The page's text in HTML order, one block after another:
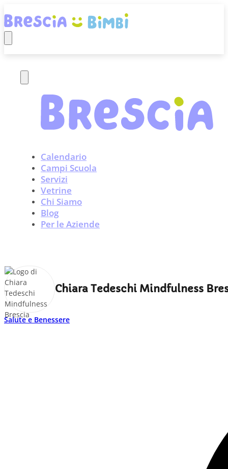
Calendario
Campi Scuola
Servizi
Vetrine
Chi Siamo
Blog
Per le Aziende
Chiara Tedeschi Mindfulness
Salute e Benessere